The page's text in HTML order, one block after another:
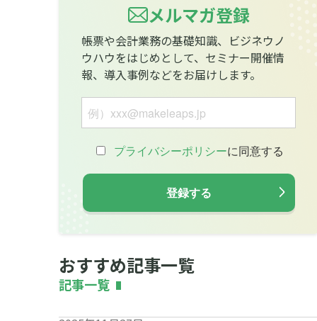
メルマガ登録
帳票や会計業務の基礎知識、ビジネウノ
ウハウをはじめとして、セミナー開催情
報、導入事例などをお届けします。
おすすめ記事一覧
記事一覧